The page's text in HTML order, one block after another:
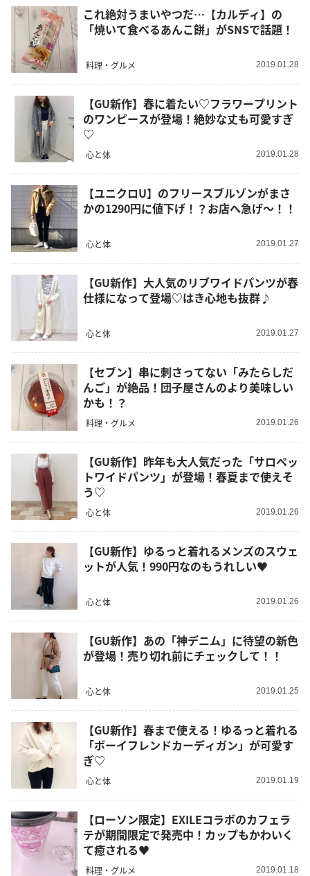
これ絶対うまいやつだ…【カルディ】の
「焼いて食べるあんこ餅」がSNSで話題！
料理・グルメ 2019.01.28
【GU新作】春に着たい♡フラワープリント
のワンピースが登場！絶妙な丈も可愛すぎ
♡
心と体 2019.01.28
【ユニクロU】のフリースブルゾンがまさ
かの1290円に値下げ！？お店へ急げ～！！
心と体 2019.01.27
【GU新作】大人気のリブワイドパンツが春
仕様になって登場♡はき心地も抜群♪
心と体 2019.01.27
【セブン】串に刺さってない「みたらしだ
んご」が絶品！団子屋さんのより美味しい
かも！？
料理・グルメ 2019.01.26
【GU新作】昨年も大人気だった「サロペッ
トワイドパンツ」が登場！春夏まで使えそ
う♡
心と体 2019.01.26
【GU新作】ゆるっと着れるメンズのスウェ
ットが人気！990円なのもうれしい♥
心と体 2019.01.26
【GU新作】あの「神デニム」に待望の新色
が登場！売り切れ前にチェックして！！
心と体 2019.01.25
【GU新作】春まで使える！ゆるっと着れる
「ボーイフレンドカーディガン」が可愛す
ぎ♡
心と体 2019.01.19
【ローソン限定】EXILEコラボのカフェラ
テが期間限定で発売中！カップもかわいく
て癒される♥
料理・グルメ 2019.01.18